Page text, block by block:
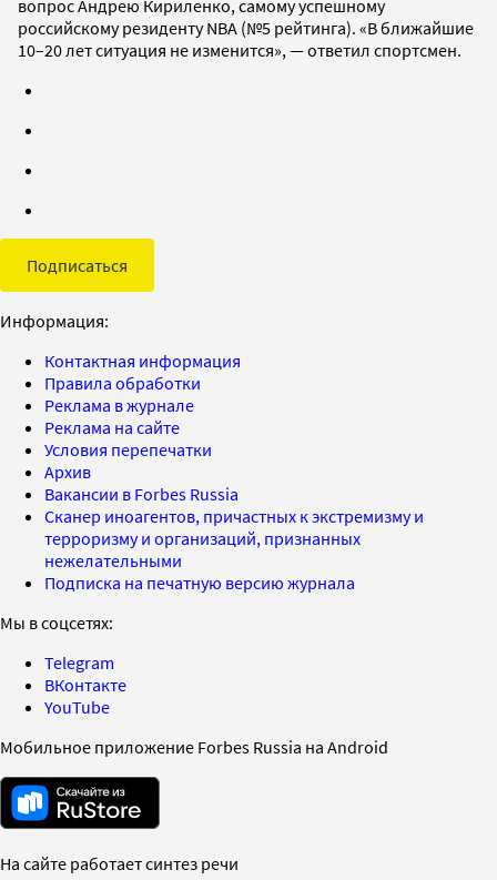
вопрос Андрею Кириленко, самому успешному
российскому резиденту NBA (№5 рейтинга). «В ближайшие
10–20 лет ситуация не изменится», — ответил спортсмен.
Подписаться
Информация:
Контактная информация
Правила обработки
Реклама в журнале
Реклама на сайте
Условия перепечатки
Архив
Вакансии в Forbes Russia
Сканер иноагентов, причастных к экстремизму и
терроризму и организаций, признанных
нежелательными
Подписка на печатную версию журнала
Мы в соцсетях:
Telegram
ВКонтакте
YouTube
Мобильное приложение Forbes Russia на Android
На сайте работает синтез речи